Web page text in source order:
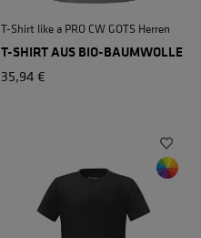
T-Shirt like a PRO CW GOTS Herren
T-SHIRT AUS BIO-BAUMWOLLE
35,94 €